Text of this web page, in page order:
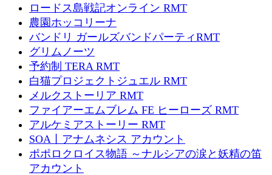
ロードス島戦記オンライン RMT
農園ホッコリーナ
バンドリ ガールズバンドパーティRMT
グリムノーツ
予約制 TERA RMT
白猫プロジェクトジュエル RMT
メルクストーリア RMT
ファイアーエムブレム FE ヒーローズ RMT
アルケミアストーリー RMT
SOA丨アナムネシス アカウント
ポポロクロイス物語 ～ナルシアの涙と妖精の笛
アカウント